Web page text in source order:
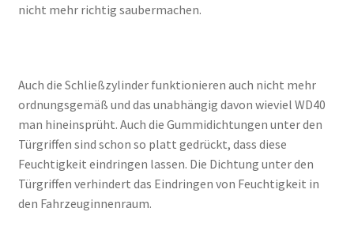
nicht mehr richtig saubermachen.
Auch die Schließzylinder funktionieren auch nicht mehr
ordnungsgemäß und das unabhängig davon wieviel WD40
man hineinsprüht. Auch die Gummidichtungen unter den
Türgriffen sind schon so platt gedrückt, dass diese
Feuchtigkeit eindringen lassen. Die Dichtung unter den
Türgriffen verhindert das Eindringen von Feuchtigkeit in
den Fahrzeuginnenraum.